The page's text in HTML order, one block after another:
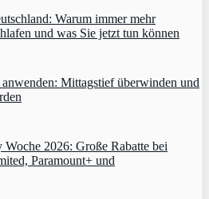
Warum immer mehr
und was Sie jetzt tun können
Mittagstief überwinden und
2026: Große Rabatte bei
Paramount+ und